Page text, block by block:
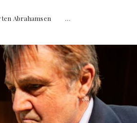
Abrahamsen …